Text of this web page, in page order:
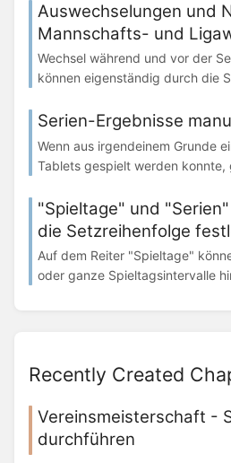
Auswechselungen und
Mannschafts- und
Wechsel während und vor der
können eigenständig durch die
Serien-Ergebnisse
Wenn aus irgendeinem Grunde
Tablets gespielt werden konnte,
"Spieltage" und
die Setzreihenfolge
Auf dem Reiter "Spieltage"
oder ganze Spieltagsintervalle
Recently Created
Vereinsmeisterschaft -
durchführen